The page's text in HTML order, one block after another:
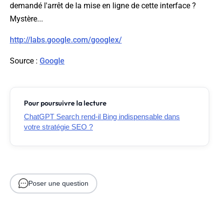
demandé l'arrêt de la mise en ligne de cette interface ?
Mystère...
http://labs.google.com/googlex/
Source : Google
Pour poursuivre la lecture
ChatGPT Search rend-il Bing indispensable dans
votre stratégie SEO ?
Poser une question